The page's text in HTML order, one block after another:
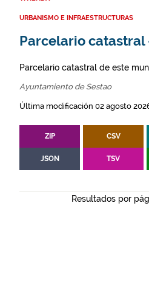
URBANISMO E INFRAESTRUCTURAS
Parcelario catastral
Parcelario catastral de este
Ayuntamiento de Sestao
Última modificación 02 agosto
ZIP CSV
JSON TSV
Resultados por